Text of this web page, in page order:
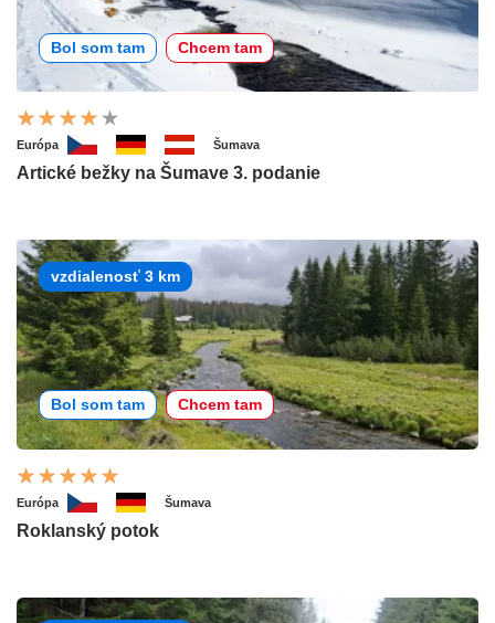
Bol som tam Chcem tam
Európa Šumava
Artické bežky na Šumave 3. podanie
vzdialenosť 3 km
Bol som tam Chcem tam
Európa Šumava
Roklanský potok